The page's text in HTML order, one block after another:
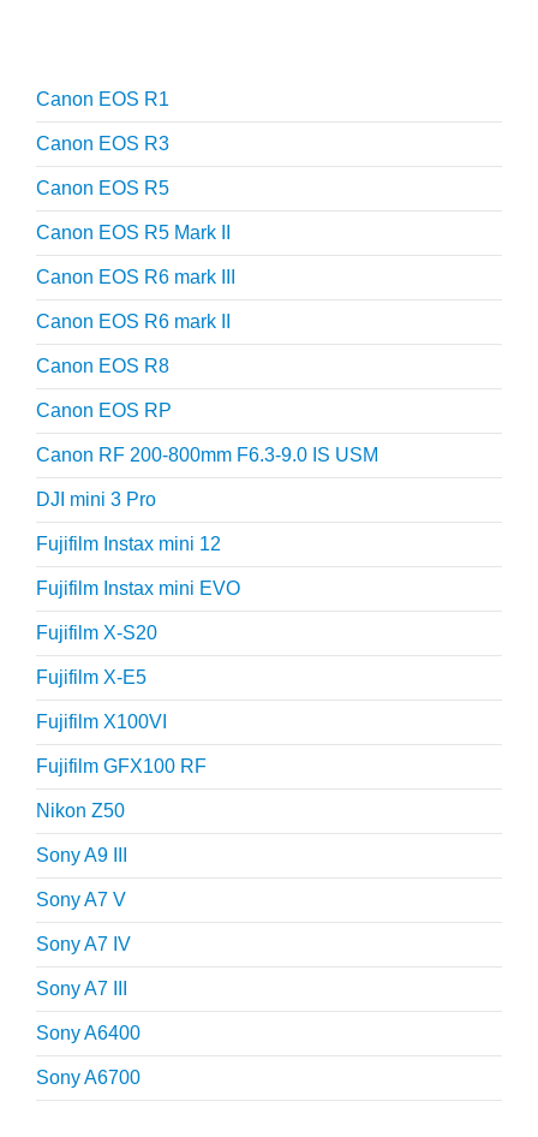
Canon EOS R1
Canon EOS R3
Canon EOS R5
Canon EOS R5 Mark II
Canon EOS R6 mark III
Canon EOS R6 mark II
Canon EOS R8
Canon EOS RP
Canon RF 200-800mm F6.3-9.0 IS USM
DJI mini 3 Pro
Fujifilm Instax mini 12
Fujifilm Instax mini EVO
Fujifilm X-S20
Fujifilm X-E5
Fujifilm X100VI
Fujifilm GFX100 RF
Nikon Z50
Sony A9 III
Sony A7 V
Sony A7 IV
Sony A7 III
Sony A6400
Sony A6700